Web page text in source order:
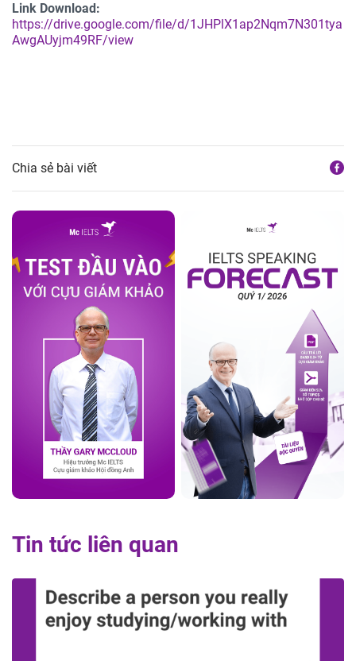
Link Download:
https://drive.google.com/file/d/1JHPlX1ap2Nqm7N301tya
AwgAUyjm49RF/view
Chia sẻ bài viết
Tin tức liên quan